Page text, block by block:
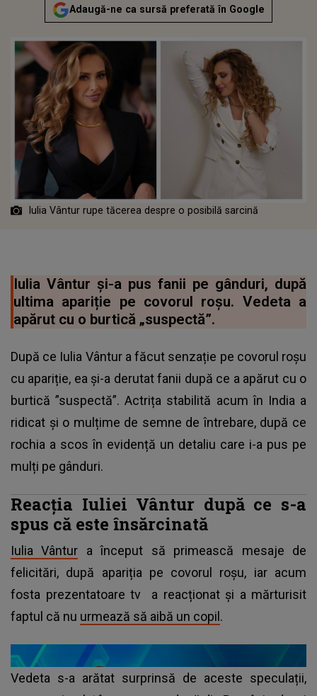
Adaugă-ne ca sursă preferată în Google
Iulia Vântur rupe tăcerea despre o posibilă sarcină
Iulia Vântur și-a pus fanii pe gânduri, după
ultima apariție pe covorul roșu. Vedeta a
apărut cu o burtică „suspectă”.
După ce Iulia Vântur a făcut senzație pe covorul roșu
cu apariție, ea și-a derutat fanii după ce a apărut cu o
burtică ”suspectă”. Actrița stabilită acum în India a
ridicat și o mulțime de semne de întrebare, după ce
rochia a scos în evidență un detaliu care i-a pus pe
mulți pe gânduri.
Reacția Iuliei Vântur după ce s-a
spus că este însărcinată
Iulia Vântur a început să primească mesaje de
felicitări, după apariția pe covorul roșu, iar acum
fosta prezentatoare tv a reacționat și a mărturisit
faptul că nu urmează să aibă un copil.
Vedeta s-a arătat surprinsă de aceste speculații,